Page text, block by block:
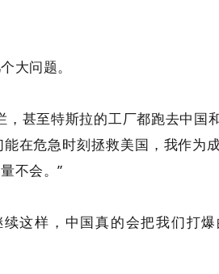
大问题。
，甚至特斯拉的工厂都跑去中国
在危急时刻拯救美国，我作为
不会。”
这样，中国真的会把我们打